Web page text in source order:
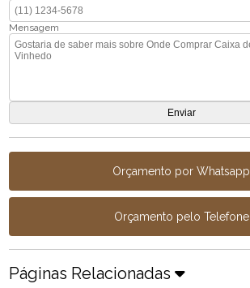
Mensagem
Orçamento por Whatsapp
Orçamento pelo Telefone
Páginas Relacionadas